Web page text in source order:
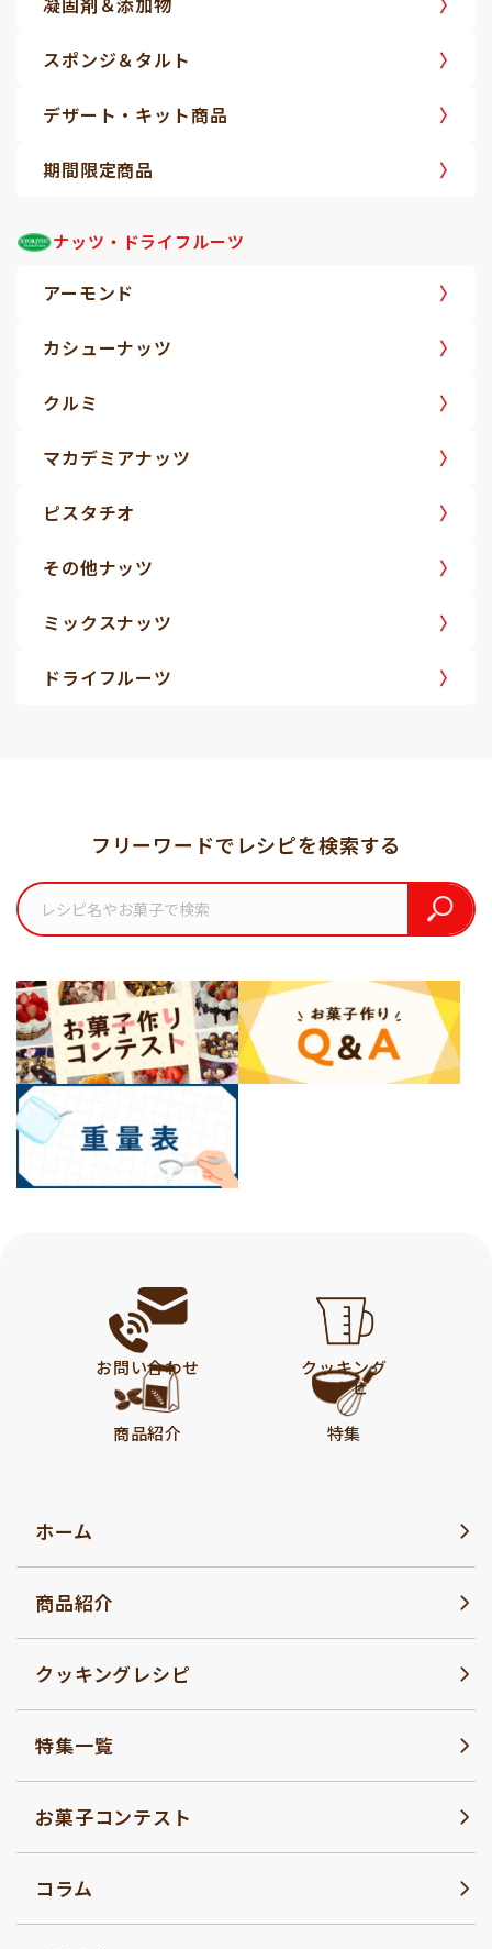
スポンジ＆タルト
デザート・キット商品
期間限定商品
ナッツ・ドライフルーツ
アーモンド
カシューナッツ
クルミ
マカデミアナッツ
ピスタチオ
その他ナッツ
ミックスナッツ
ドライフルーツ
フリーワードでレシピを検索する
お問い合わせ
クッキング
レシピ
商品紹介
特集
ホーム
商品紹介
クッキングレシピ
特集一覧
お菓子コンテスト
コラム